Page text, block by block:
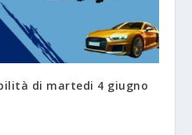
di martedi 4 giugno